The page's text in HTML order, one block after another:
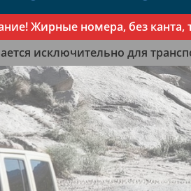
Жирные номера, без канта,
исключительно для